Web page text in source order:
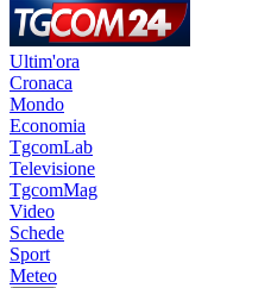
Ultim'ora
Cronaca
Mondo
Economia
TgcomLab
Televisione
TgcomMag
Video
Schede
Sport
Meteo